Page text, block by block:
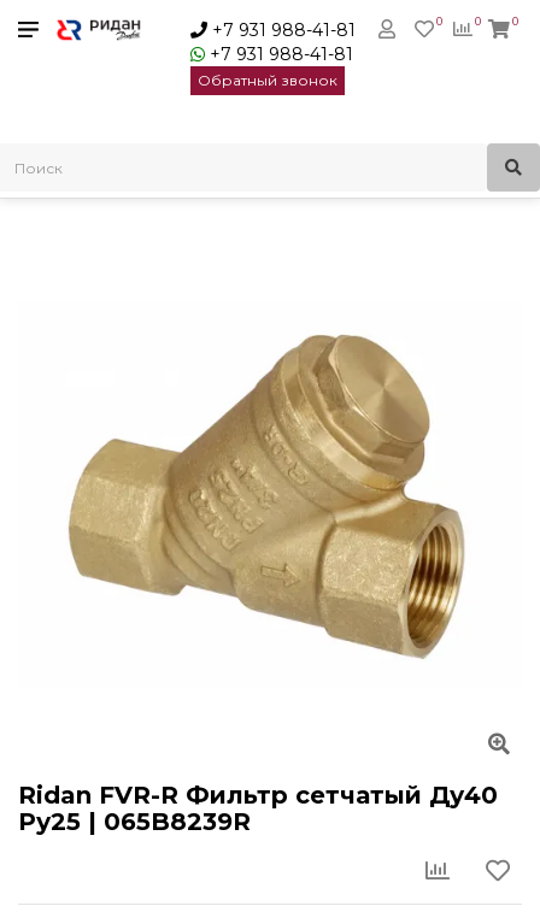
+7 931 988-41-81
+7 931 988-41-81
Обратный звонок
0
0 0
Трубопроводная арматура
Ridan FVR-R Фильтр сетчатый Ду40
Ру25 | 065B8239R